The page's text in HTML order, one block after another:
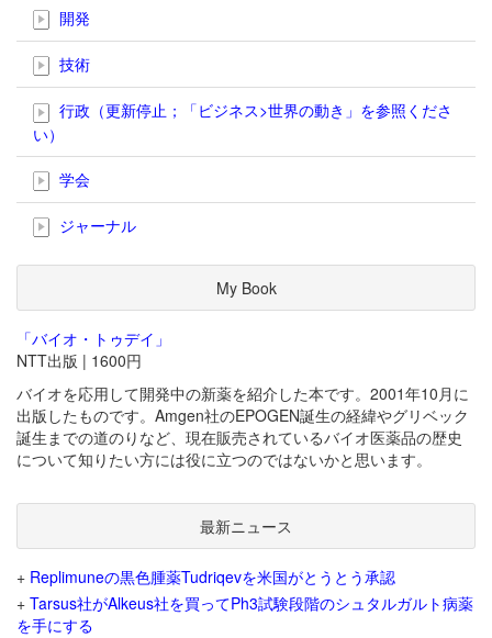
開発
技術
行政（更新停止；「ビジネス>世界の動き」を参照くださ
い）
学会
ジャーナル
My Book
「バイオ・トゥデイ」
NTT出版 | 1600円
バイオを応用して開発中の新薬を紹介した本です。2001年10月に
出版したものです。Amgen社のEPOGEN誕生の経緯やグリベック
誕生までの道のりなど、現在販売されているバイオ医薬品の歴史
について知りたい方には役に立つのではないかと思います。
最新ニュース
+ Replimuneの黒色腫薬Tudriqevを米国がとうとう承認
+ Tarsus社がAlkeus社を買ってPh3試験段階のシュタルガルト病薬
を手にする